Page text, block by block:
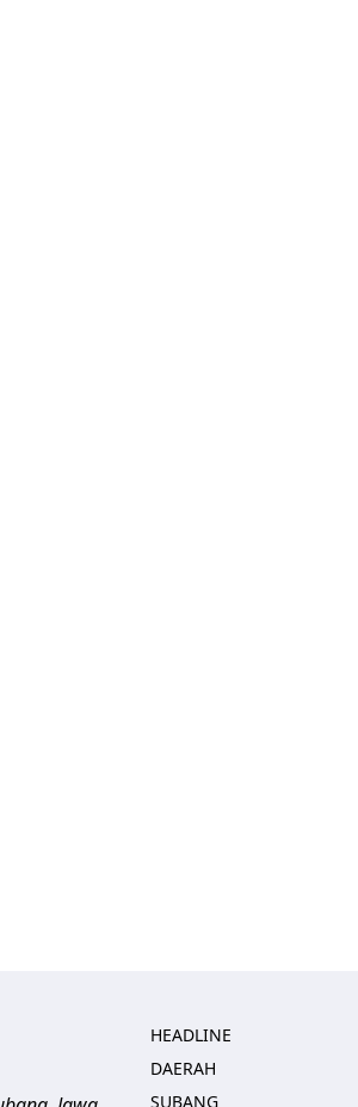
HEADLINE
DAERAH
SUBANG